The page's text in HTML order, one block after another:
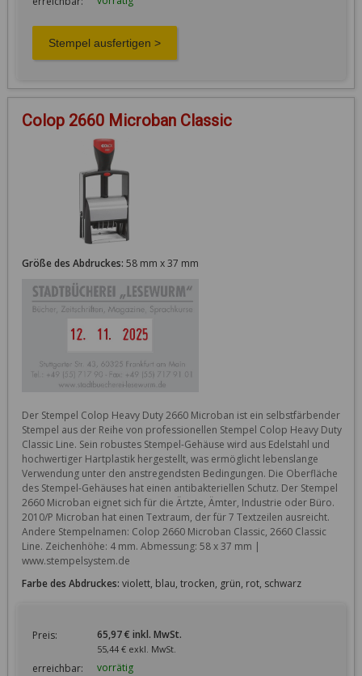
Colop 2660 Microban Classic
Größe des Abdruckes: 58 mm x 37 mm
Der Stempel Colop Heavy Duty 2660 Microban ist ein selbstfärbender
Stempel aus der Reihe von professionellen Stempel Colop Heavy Duty
Classic Line. Sein robustes Stempel-Gehäuse wird aus Edelstahl und
hochwertiger Hartplastik hergestellt, was ermöglicht lebenslange
Verwendung unter den anstregendsten Bedingungen. Die Oberfläche
des Stempel-Gehäuses hat einen antibakteriellen Schutz. Der Stempel
2660 Microban eignet sich für die Ärtzte, Ämter, Industrie oder Büro.
2010/P Microban hat einen Textraum, der für 7 Textzeilen ausreicht.
Andere Stempelnamen: Colop 2660 Microban Classic, 2660 Classic
Line. Zeichenhöhe: 4 mm. Abmessung: 58 x 37 mm |
www.stempelsystem.de
Farbe des Abdruckes: violett, blau, trocken, grün, rot, schwarz
Preis: 65,97 € inkl. MwSt.
55,44 € exkl. MwSt.
erreichbar: vorrätig